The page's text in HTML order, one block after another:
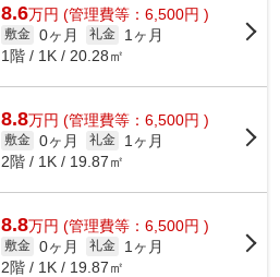
8.6万円 (管理費等：6,500円 )
敷金 0ヶ月 礼金
1ヶ月
1階 / 1K / 20.28㎡
8.8万円 (管理費等：6,500円 )
敷金 0ヶ月 礼金
1ヶ月
2階 / 1K / 19.87㎡
8.8万円 (管理費等：6,500円 )
敷金 0ヶ月 礼金
1ヶ月
2階 / 1K / 19.87㎡